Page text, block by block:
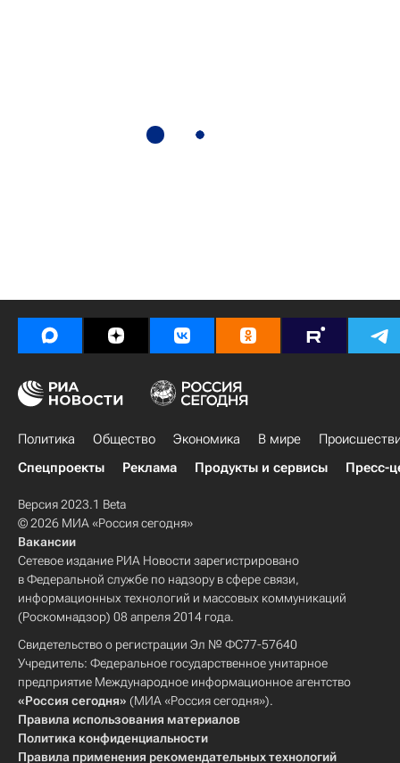
Политика Общество Экономика В мире
Спецпроекты
Реклама Продукты и сервисы Пресс-
Версия 2023.1 Beta
© 2026 МИА «Россия сегодня»
Вакансии
Сетевое издание РИА Новости зарегистрировано
в Федеральной службе по надзору в сфере связи,
информационных технологий и массовых коммуникаций
(Роскомнадзор) 08 апреля 2014 года.
Свидетельство о регистрации Эл № ФС77-57640
Учредитель: Федеральное государственное унитарное
предприятие Международное информационное агентство
«Россия сегодня» (МИА «Россия сегодня»).
Правила использования материалов
Политика конфиденциальности
Правила применения рекомендательных технологий